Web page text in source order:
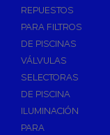
REPUESTOS
PARA FILTROS
DE PISCINAS
VÁLVULAS
SELECTORAS
DE PISCINA
ILUMINACIÓN
PARA